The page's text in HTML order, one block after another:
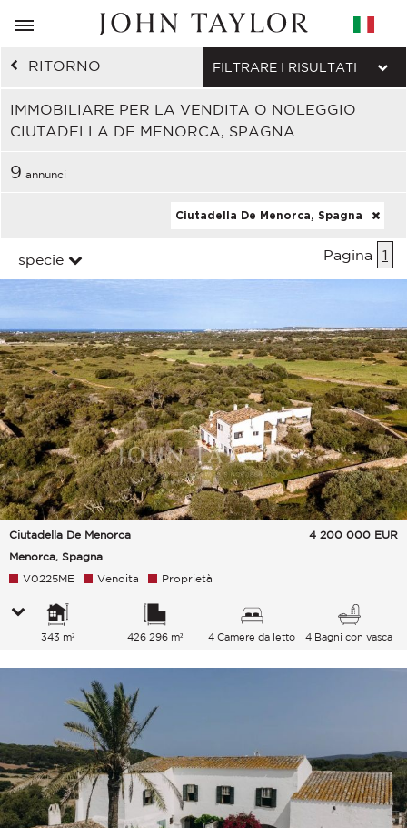
RITORNO
IMMOBILIARE PER LA VENDITA O NOLEGGIO
CIUTADELLA DE MENORCA, SPAGNA
FILTRARE I RISULTATI
9 annunci
Ciutadella De Menorca, Spagna
specie Pagina 1
Ciutadella De Menorca
Menorca, Spagna
4 200 000 EUR
V0225ME Vendita Proprietà
343 m² 426 296 m² 4 Camere da letto 4 Bagni con vasca